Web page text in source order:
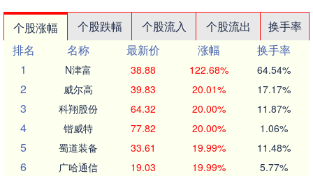
个股涨幅 个股跌幅 个股流入 个股流出
换手率
排名
名称 最新价 涨幅
换手率
1
N津富 38.88 122.68% 64.54%
2 威尔高 39.83 20.01% 17.17%
3 科翔股份 64.32 20.00% 11.87%
4 锴威特 77.82 20.00% 1.06%
5 蜀道装备 33.61 19.99% 11.48%
6 广哈通信 19.03 19.99% 5.77%